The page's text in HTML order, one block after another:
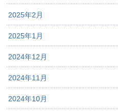
2025年2月
2025年1月
2024年12月
2024年11月
2024年10月